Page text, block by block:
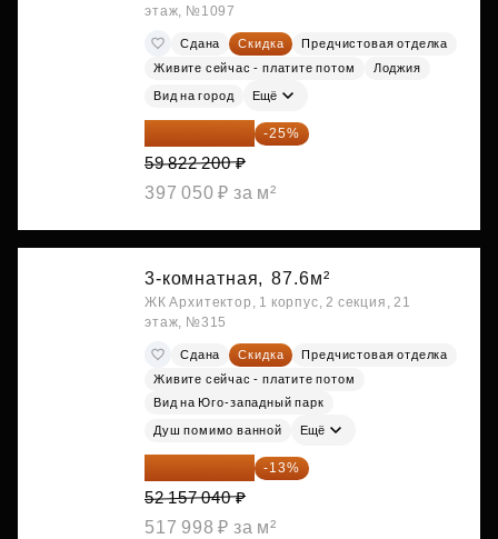
этаж, №1097
Сдана Скидка
Предчистовая отделка
Живите сейчас - платите потом
Лоджия
Вид на город Ещё
44 866 650 ₽ -25%
59 822 200 ₽
397 050 ₽ за м²
3-комнатная, 87.6м²
ЖК Архитектор, 1 корпус, 2 секция, 21
этаж, №315
Сдана Скидка
Предчистовая отделка
Живите сейчас - платите потом
Вид на Юго-западный парк
Душ помимо ванной Ещё
45 376 625 ₽ -13%
52 157 040 ₽
517 998 ₽ за м²